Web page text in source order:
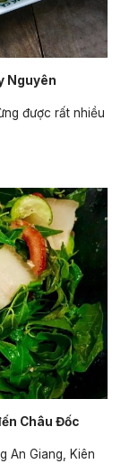
Nguyên
được rất nhiều
Châu Đốc
An Giang, Kiên